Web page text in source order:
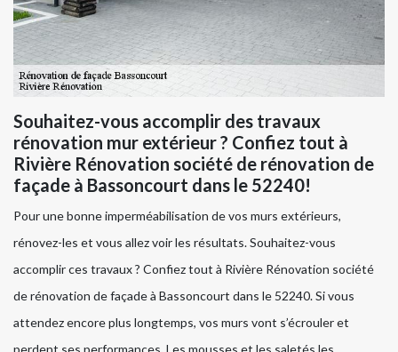
Souhaitez-vous accomplir des travaux
rénovation mur extérieur ? Confiez tout à
Rivière Rénovation société de rénovation de
façade à Bassoncourt dans le 52240!
Pour une bonne imperméabilisation de vos murs extérieurs,
rénovez-les et vous allez voir les résultats. Souhaitez-vous
accomplir ces travaux ? Confiez tout à Rivière Rénovation société
de rénovation de façade à Bassoncourt dans le 52240. Si vous
attendez encore plus longtemps, vos murs vont s’écrouler et